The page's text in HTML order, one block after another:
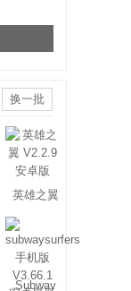
换一批
英雄之翼
Subway